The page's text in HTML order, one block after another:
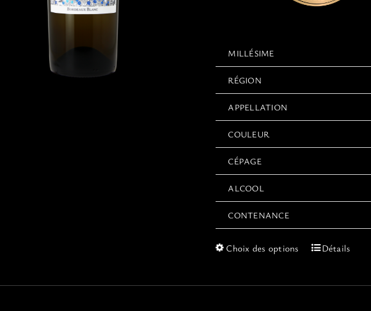
MILLÉSIME
RÉGION
APPELLATION
COULEUR
CÉPAGE
ALCOOL
CONTENANCE
Choix des options
Ce
plusieurs
Détails